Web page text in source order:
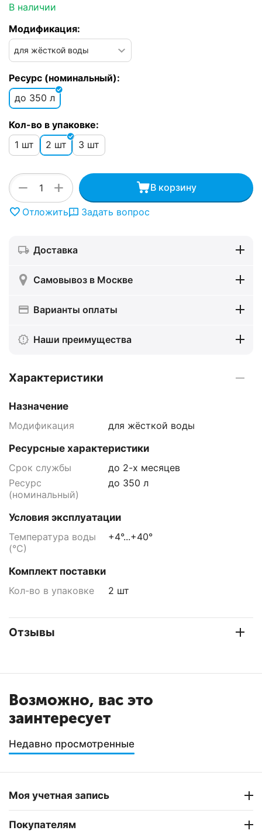
В наличии
Модификация:
Ресурс (номинальный):
до 350 л
Кол-во в упаковке:
1 шт
2 шт 3 шт
+
− В корзину
Отложить Задать вопрос
Доставка
Самовывоз в Москве
Варианты оплаты
Наши преимущества
Характеристики
Назначение
Модификация
для жёсткой воды
Ресурсные характеристики
Срок службы
до 2-х месяцев
Ресурс
(номинальный)
до 350 л
Условия эксплуатации
Температура воды
(°С)
+4°...+40°
Комплект поставки
Кол-во в упаковке
2 шт
Отзывы
Возможно, вас это
заинтересует
Недавно просмотренные
Моя учетная запись
Покупателям